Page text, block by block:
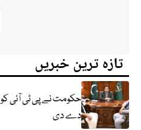
تازہ ترین خبریں
حکومت نے پی ٹی آئی
دے دی